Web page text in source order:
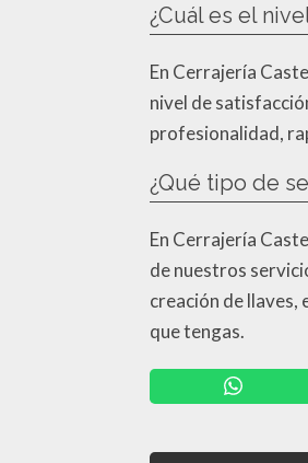
¿Cuál es el
En Cerrajería
nivel de
profesionalidad,
¿Qué tipo de
En Cerrajería
de nuestros
creación de
que tengas.